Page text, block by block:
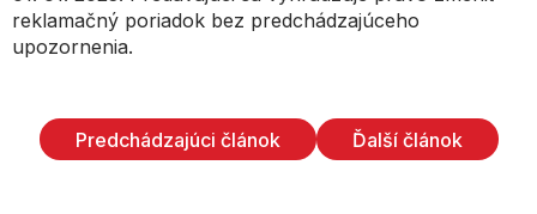
reklamačný poriadok bez predchádzajúceho
upozornenia.
Predchádzajúci článok Ďalší článok